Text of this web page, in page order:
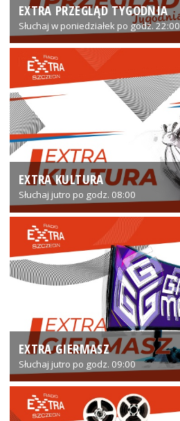
EXTRA PRZEGLĄD TYGODNIA
Słuchaj w poniedziałek po godz. 22:00
EXTRA KULTURA
Słuchaj jutro po godz. 08:00
EXTRA GIERMASZ
Słuchaj jutro po godz. 09:00